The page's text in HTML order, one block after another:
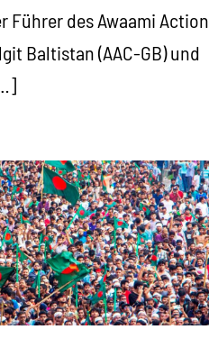
Führer des Awaami Action
Baltistan (AAC-GB) und